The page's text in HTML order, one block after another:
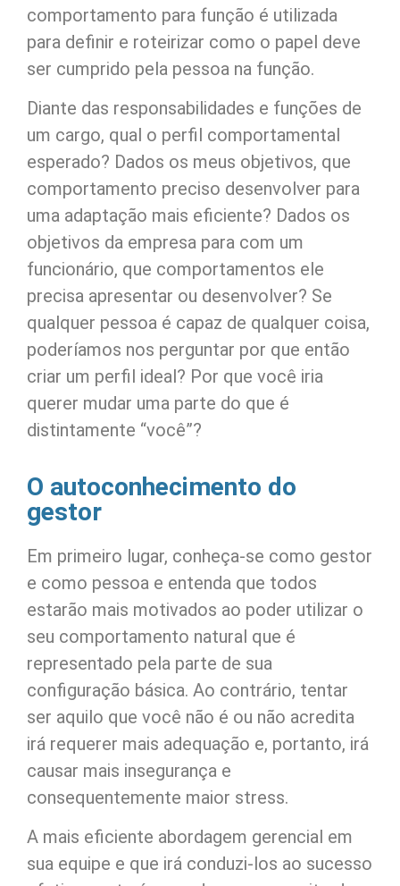
comportamento para função é utilizada
para definir e roteirizar como o papel deve
ser cumprido pela pessoa na função.
Diante das responsabilidades e funções de
um cargo, qual o perfil comportamental
esperado? Dados os meus objetivos, que
comportamento preciso desenvolver para
uma adaptação mais eficiente? Dados os
objetivos da empresa para com um
funcionário, que comportamentos ele
precisa apresentar ou desenvolver? Se
qualquer pessoa é capaz de qualquer coisa,
poderíamos nos perguntar por que então
criar um perfil ideal? Por que você iria
querer mudar uma parte do que é
distintamente “você”?
O autoconhecimento do
gestor
Em primeiro lugar, conheça-se como gestor
e como pessoa e entenda que todos
estarão mais motivados ao poder utilizar o
seu comportamento natural que é
representado pela parte de sua
configuração básica. Ao contrário, tentar
ser aquilo que você não é ou não acredita
irá requerer mais adequação e, portanto, irá
causar mais insegurança e
consequentemente maior stress.
A mais eficiente abordagem gerencial em
sua equipe e que irá conduzi-los ao sucesso